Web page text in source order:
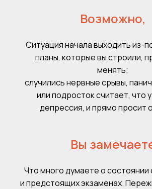
Возможно,
Ситуация начала выходить из-
планы, которые вы строили,
менять;
случились нервные срывы,
или подросток считает, что
депрессия, и прямо просит
Вы
Что много думаете о
и предстоящих экзаменах.